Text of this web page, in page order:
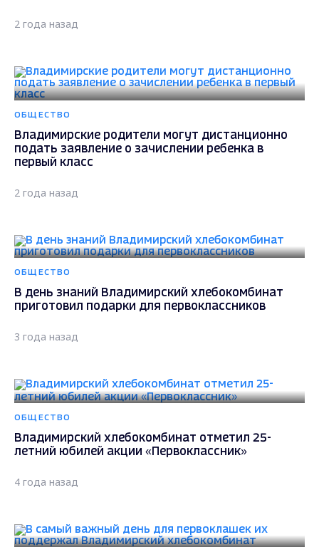
2 года назад
ОБЩЕСТВО
Владимирские родители могут дистанционно
подать заявление о зачислении ребенка в
первый класс
2 года назад
ОБЩЕСТВО
В день знаний Владимирский хлебокомбинат
приготовил подарки для первоклассников
3 года назад
ОБЩЕСТВО
Владимирский хлебокомбинат отметил 25-
летний юбилей акции «Первоклассник»
4 года назад